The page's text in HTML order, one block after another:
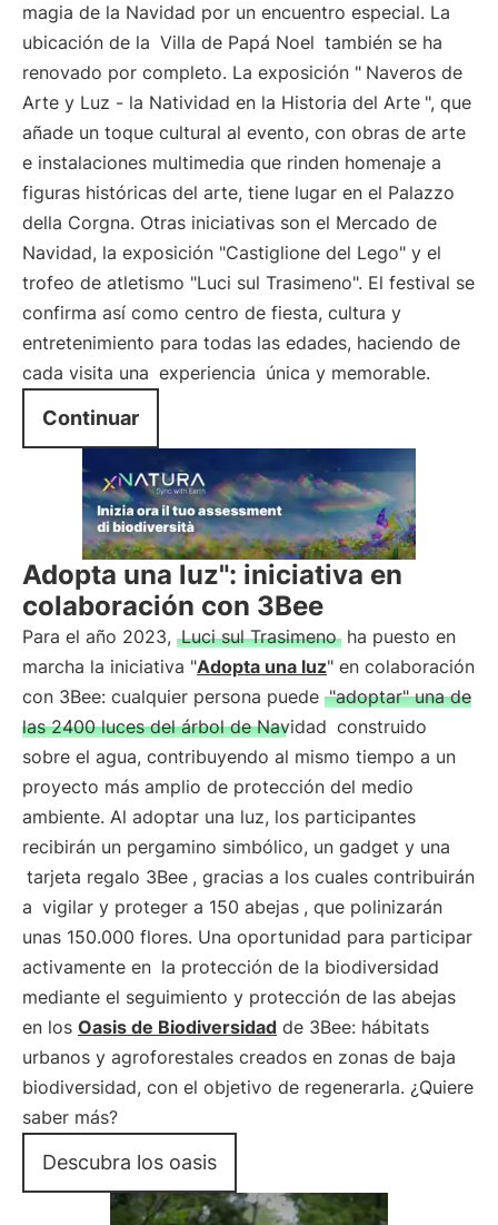
magia de la Navidad por un encuentro especial. La
ubicación de la Villa de Papá Noel también se ha
renovado por completo. La exposición " Naveros de
Arte y Luz - la Natividad en la Historia del Arte ", que
añade un toque cultural al evento, con obras de arte
e instalaciones multimedia que rinden homenaje a
figuras históricas del arte, tiene lugar en el Palazzo
della Corgna. Otras iniciativas son el Mercado de
Navidad, la exposición "Castiglione del Lego" y el
trofeo de atletismo "Luci sul Trasimeno". El festival se
confirma así como centro de fiesta, cultura y
entretenimiento para todas las edades, haciendo de
cada visita una experiencia única y memorable.
Continuar
Adopta una luz": iniciativa en
colaboración con 3Bee
Para el año 2023, Luci sul Trasimeno ha puesto en
marcha la iniciativa "Adopta una luz" en colaboración
con 3Bee: cualquier persona puede "adoptar" una de
las 2400 luces del árbol de Navidad construido
sobre el agua, contribuyendo al mismo tiempo a un
proyecto más amplio de protección del medio
ambiente. Al adoptar una luz, los participantes
recibirán un pergamino simbólico, un gadget y una
tarjeta regalo 3Bee , gracias a los cuales contribuirán
a vigilar y proteger a 150 abejas , que polinizarán
unas 150.000 flores. Una oportunidad para participar
activamente en la protección de la biodiversidad
mediante el seguimiento y protección de las abejas
en los Oasis de Biodiversidad de 3Bee: hábitats
urbanos y agroforestales creados en zonas de baja
biodiversidad, con el objetivo de regenerarla. ¿Quiere
saber más?
Descubra los oasis